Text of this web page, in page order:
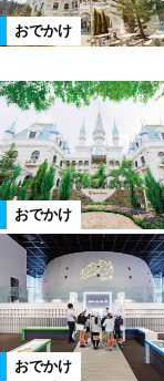
郡山市
県北エリア
三島町
柳津町
南会津町
下郷町
おでかけ
おでかけ
おでかけ